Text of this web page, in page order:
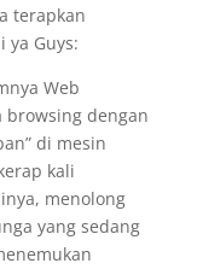
terapkan
ya Guys:
Web
browsing dengan
di mesin
kali
menolong
yang sedang